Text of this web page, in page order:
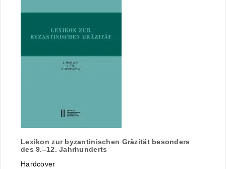
Lexikon zur byzantinischen Gräzität besonders
des 9.‒12. Jahrhunderts
Hardcover